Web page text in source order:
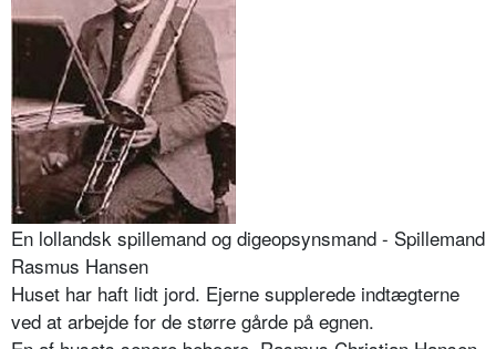
En lollandsk spillemand og digeopsynsmand - Spillemand
Rasmus Hansen
Huset har haft lidt jord. Ejerne supplerede indtægterne
ved at arbejde for de større gårde på egnen.